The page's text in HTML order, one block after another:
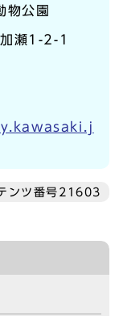
物公園
瀬1-2-1
ンツ番号21603